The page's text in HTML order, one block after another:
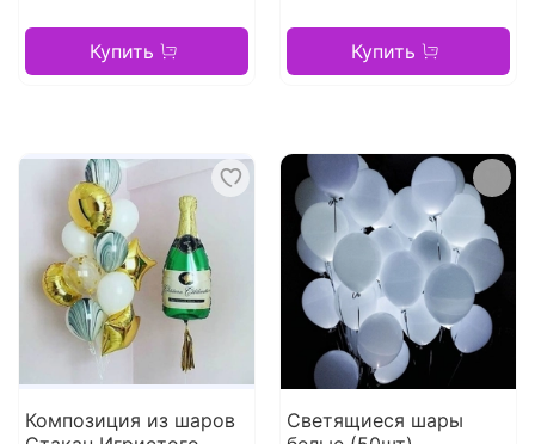
Купить Купить
Композиция из шаров
Светящиеся шары